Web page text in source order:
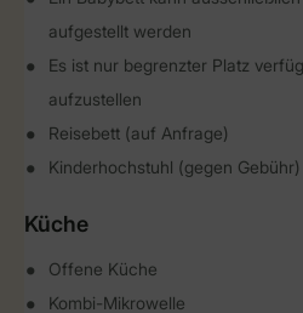
aufgestellt werden
Es ist nur begrenzter Platz
aufzustellen
Reisebett (auf Anfrage)
Kinderhochstuhl (gegen Gebühr)
Küche
Offene Küche
Kombi-Mikrowelle